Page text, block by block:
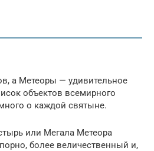
а Метеоры — удивительное
объектов всемирного
о каждой святыне.
или Мегала Метеора
более величественный и,